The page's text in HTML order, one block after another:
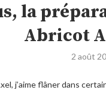
la
Abricot
2 août
j’aime flâner dans